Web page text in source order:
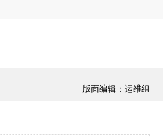
版面编辑：运维组